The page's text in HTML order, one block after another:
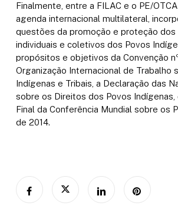
Finalmente, entre a FILAC e o PE/
agenda internacional multilateral,
questões da promoção e proteção dos
individuais e coletivos dos Povos
propósitos e objetivos da Convenção
Organização Internacional de Trabalho
Indígenas e Tribais, a Declaração das
sobre os Direitos dos Povos Indígenas,
Final da Conferência Mundial sobre os
de 2014.